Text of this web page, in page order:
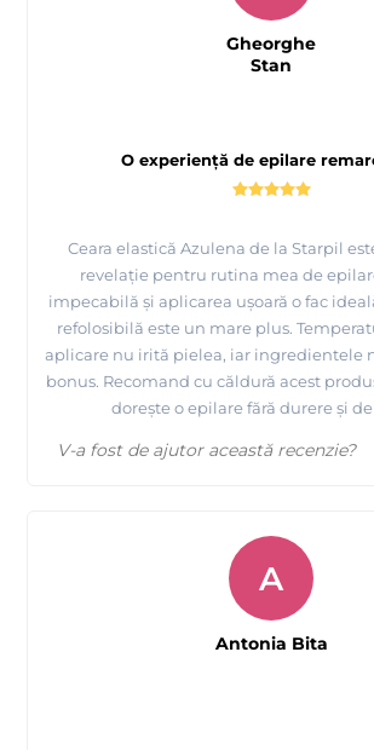
O experiență de epilare
Ceara elastică Azulena de la Starpil
revelație pentru rutina mea de
impecabilă și aplicarea ușoară o fac
refolosibilă este un mare plus.
aplicare nu irită pielea, iar ingredientele
bonus. Recomand cu căldură acest
dorește o epilare fără durere și
Gheorghe
Stan
V-a fost de ajutor această recenzie?
A
Antonia Bita